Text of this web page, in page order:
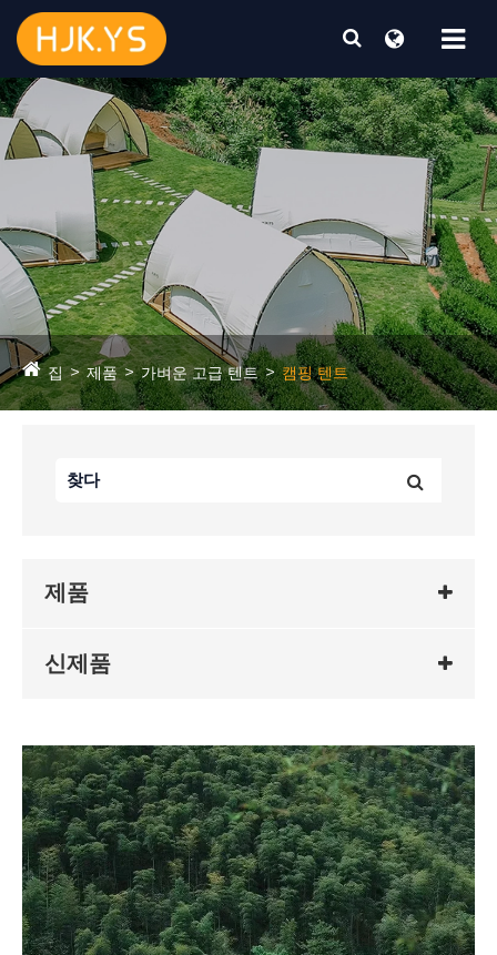
집 제품 가벼운 고급 텐트 캠핑 텐트
제품
신제품